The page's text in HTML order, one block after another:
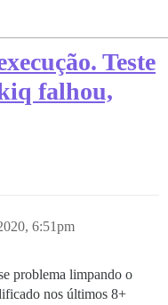
Teste
falhou,
6:51pm
problema limpando o
nos últimos 8+